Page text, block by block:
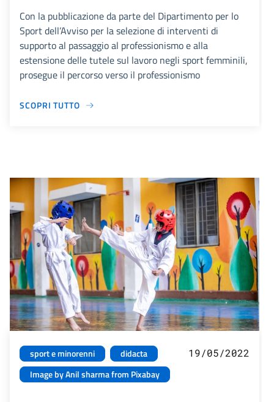
Con la pubblicazione da parte del Dipartimento per lo
Sport dell’Avviso per la selezione di interventi di
supporto al passaggio al professionismo e alla
estensione delle tutele sul lavoro negli sport femminili,
prosegue il percorso verso il professionismo
SCOPRI TUTTO
sport e minorenni
didacta
Image by Anil sharma from Pixabay
19/05/2022